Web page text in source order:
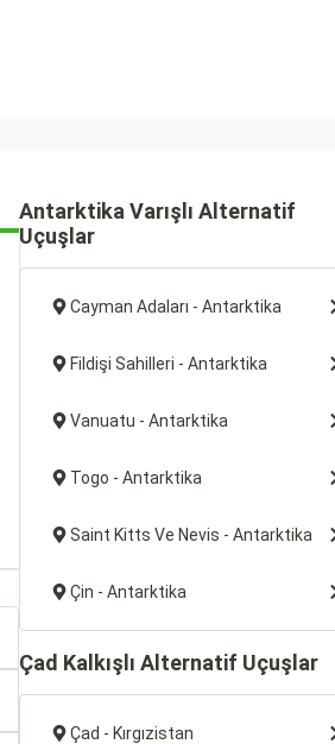
Antarktika Varışlı Alternatif
Uçuşlar
Cayman Adaları - Antarktika
Fildişi Sahilleri - Antarktika
Vanuatu - Antarktika
Togo - Antarktika
Saint Kitts Ve Nevis - Antarktika
Çin - Antarktika
Çad Kalkışlı Alternatif Uçuşlar
Çad - Kırgızistan